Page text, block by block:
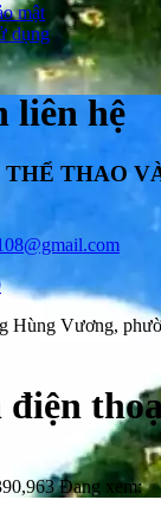
mật
dụng
liên hệ
THỂ THAO
Hùng Vương,
điện
Đang xem: